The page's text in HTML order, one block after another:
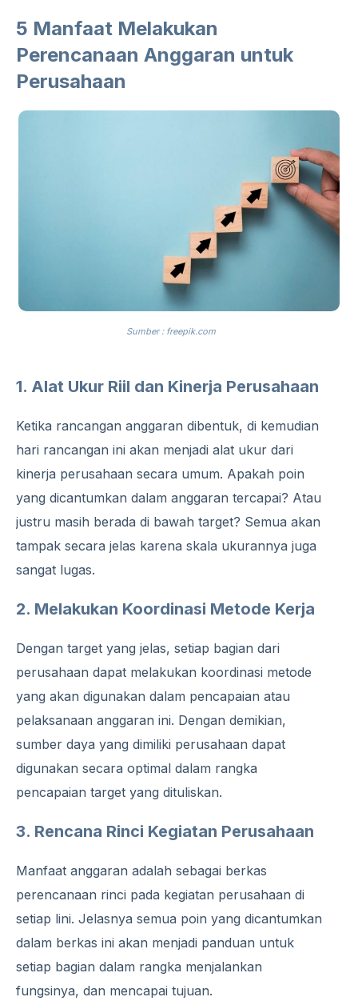
5 Manfaat Melakukan
Perencanaan Anggaran untuk
Perusahaan
Sumber : freepik.com
1. Alat Ukur Riil dan Kinerja Perusahaan
Ketika rancangan anggaran dibentuk, di kemudian
hari rancangan ini akan menjadi alat ukur dari
kinerja perusahaan secara umum. Apakah poin
yang dicantumkan dalam anggaran tercapai? Atau
justru masih berada di bawah target? Semua akan
tampak secara jelas karena skala ukurannya juga
sangat lugas.
2. Melakukan Koordinasi Metode Kerja
Dengan target yang jelas, setiap bagian dari
perusahaan dapat melakukan koordinasi metode
yang akan digunakan dalam pencapaian atau
pelaksanaan anggaran ini. Dengan demikian,
sumber daya yang dimiliki perusahaan dapat
digunakan secara optimal dalam rangka
pencapaian target yang dituliskan.
3. Rencana Rinci Kegiatan Perusahaan
Manfaat anggaran adalah sebagai berkas
perencanaan rinci pada kegiatan perusahaan di
setiap lini. Jelasnya semua poin yang dicantumkan
dalam berkas ini akan menjadi panduan untuk
setiap bagian dalam rangka menjalankan
fungsinya, dan mencapai tujuan.